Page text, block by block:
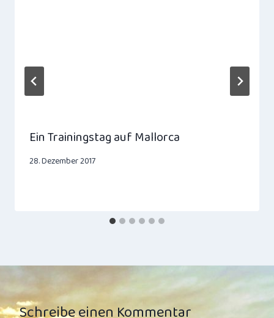
Ein Trainingstag auf Mallorca
28. Dezember 2017
Schreibe einen Kommentar